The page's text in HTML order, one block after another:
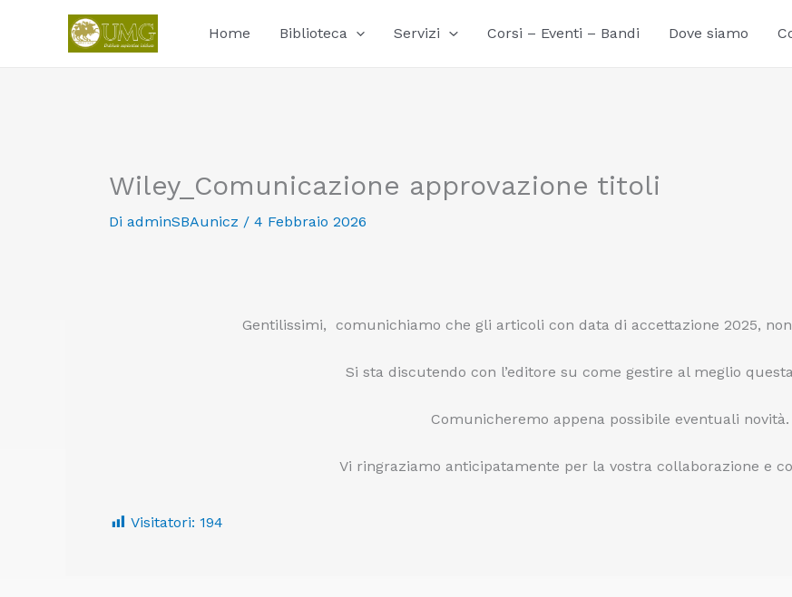
contenuto
Home Biblioteca Servizi Corsi – Eventi – Bandi Dove siamo
Wiley_Comunicazione approvazione titoli
Di adminSBAunicz / 4 Febbraio 2026
Gentilissimi, comunichiamo che gli articoli con data di accettazione 2025,
Si sta discutendo con l’editore su come gestire al meglio
Comunicheremo appena possibile eventuali novità.
Vi ringraziamo anticipatamente per la vostra collaborazione e
Visitatori: 194